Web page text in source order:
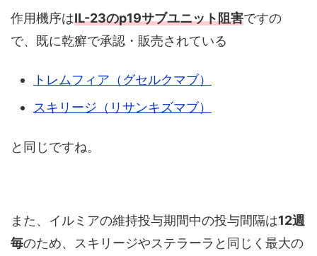
作用機序はIL-23のp19サブユニット阻害ですの
で、既に乾癬で承認・販売されている
トレムフィア（グセルクマブ）
スキリージ（リサンキズマブ）
と同じですね。
また、イルミアの維持投与期間中の投与間隔は12週
毎のため、スキリージやステラーラと同じく最大の